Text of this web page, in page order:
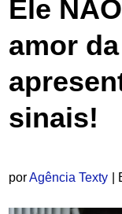
Ele
amor
sinais!
porAgência Texty